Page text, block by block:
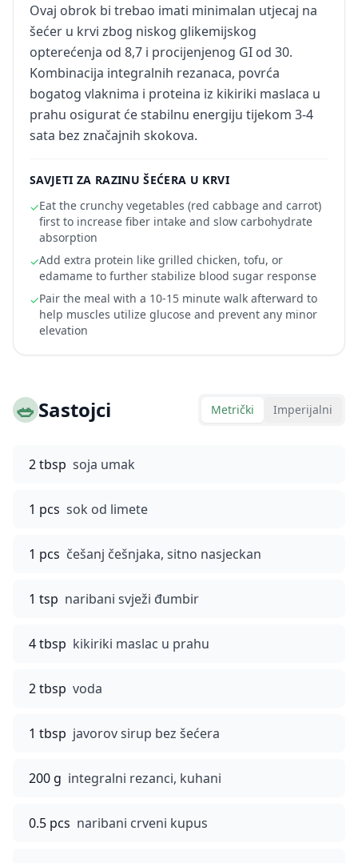
Ovaj obrok bi trebao imati minimalan utjecaj na
šećer u krvi zbog niskog glikemijskog
opterećenja od 8,7 i procijenjenog GI od 30.
Kombinacija integralnih rezanaca, povrća
bogatog vlaknima i proteina iz kikiriki maslaca u
prahu osigurat će stabilnu energiju tijekom 3-4
sata bez značajnih skokova.
SAVJETI ZA RAZINU ŠEĆERA U KRVI
✓Eat the crunchy vegetables (red cabbage and carrot)
first to increase fiber intake and slow carbohydrate
absorption
✓Add extra protein like grilled chicken, tofu, or
edamame to further stabilize blood sugar response
✓Pair the meal with a 10-15 minute walk afterward to
help muscles utilize glucose and prevent any minor
elevation
🥗Sastojci Metrički Imperijalni
2 tbsp soja umak
1 pcs sok od limete
1 pcs češanj češnjaka, sitno nasjeckan
1 tsp naribani svježi đumbir
4 tbsp kikiriki maslac u prahu
2 tbsp voda
1 tbsp javorov sirup bez šećera
200 g integralni rezanci, kuhani
0.5 pcs naribani crveni kupus